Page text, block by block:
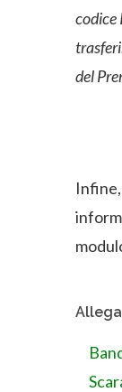
codice
del